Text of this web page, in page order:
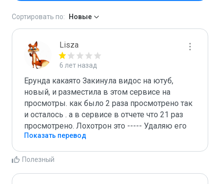
Сортировать по: Новые
Lisza
6 лет назад
Ерунда какаято Закинула видос на ютуб,
новый, и разместила в этом сервисе на
просмотры. как было 2 раза просмотрено так
и осталось . а в сервисе в отчете что 21 раз
просмотрено. Лохотрон это ----- Удаляю его
Показать перевод
Полезный